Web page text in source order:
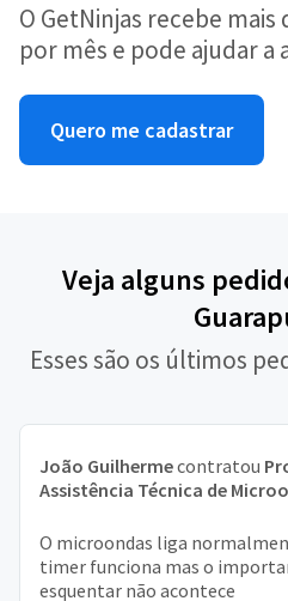
O GetNinjas recebe mais
por mês e pode ajudar a
Quero me cadastrar
Veja alguns
Esses são os últimos
João Guilhermecontratou
Assistência Técnica de
O microondas liga
timer funciona mas o
esquentar não acontece